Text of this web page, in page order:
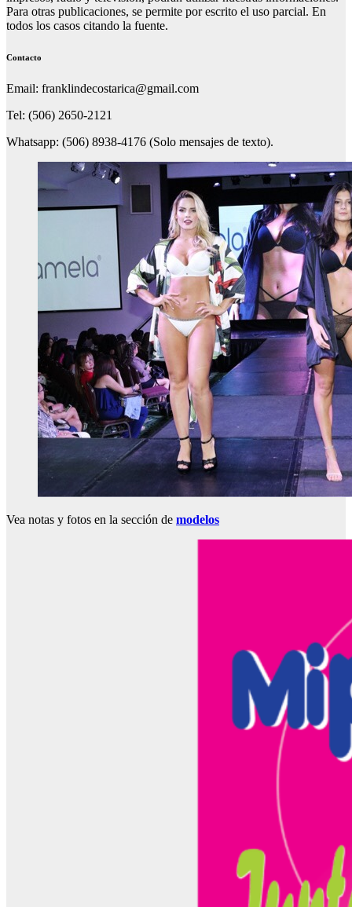
Para otras publicaciones, se permite por escrito el uso parcial. En
todos los casos citando la fuente.
Contacto
Email: franklindecostarica@gmail.com
Tel: (506) 2650-2121
Whatsapp: (506) 8938-4176 (Solo mensajes de texto).
Vea notas y fotos en la sección de modelos